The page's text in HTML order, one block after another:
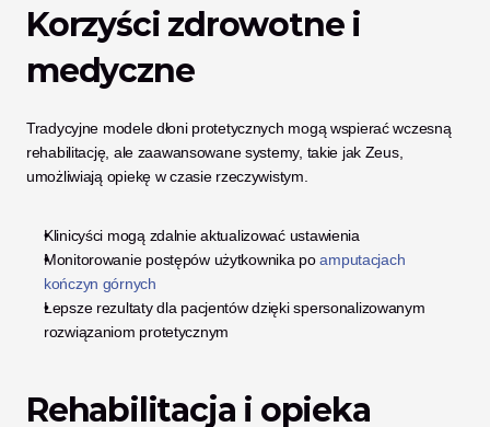
Korzyści zdrowotne i
medyczne
Tradycyjne modele dłoni protetycznych mogą wspierać wczesną
rehabilitację, ale zaawansowane systemy, takie jak Zeus,
umożliwiają opiekę w czasie rzeczywistym.
Klinicyści mogą zdalnie aktualizować ustawienia
Monitorowanie postępów użytkownika po amputacjach
kończyn górnych
Lepsze rezultaty dla pacjentów dzięki spersonalizowanym
rozwiązaniom protetycznym
Rehabilitacja i opieka